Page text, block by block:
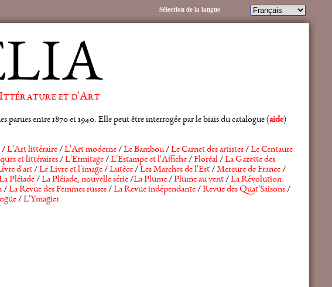
LIttérature et d'Art
parues entre 1870 et 1940. Elle peut être interrogée par le biais du catalogue (aide)
/L'Art littéraire/L'Art moderne/Le Bambou/Le Carnet des artistes/Le Centaure
et littéraires/L'Ermitage/L'Estampe et l'Affiche/Floréal/La Gazette des
d'art/Le Livre et l'image/Lutèce/Les Marches de l'Est/Mercure de France/
Pléiade/La Pléiade, nouvelle série/La Plume/Plume au vent/La Révolution
/La Revue des Femmes russes/La Revue indépendante/Revue des Quat'Saisons/
/L'Ymagier
Sélection de la langue